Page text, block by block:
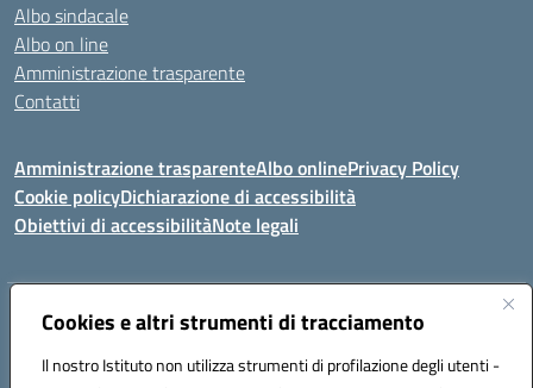
Cookies e altri strumenti di tracciamento
Il nostro Istituto non utilizza strumenti di profilazione degli utenti -
Albo sindacale
Albo on line
Amministrazione trasparente
Contatti
Amministrazione trasparenteAlbo onlinePrivacy Policy
Cookie policyDichiarazione di accessibilità
Obiettivi di accessibilitàNote legali
Indirizzo:Via Carducci Settimo San Pietro (CA)
Posta elettronica certificata (PEC):CAIC84700T@pec.istruzione.it